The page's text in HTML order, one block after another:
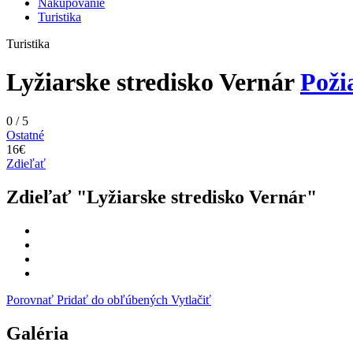
Nakupovanie
Turistika
Turistika
Lyžiarske stredisko Vernár
0 /5
Ostatné
16€
Zdieľať
Zdieľať "Lyžiarske stredisko Vernár"
Porovnať Pridať do obľúbených Vytlačiť
Galéria